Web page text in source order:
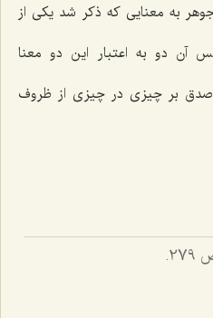
جوهر به معنایی که ذکر شد یکی از
آن دو به اعتبار این دو معنا
صدق بر چیزی در چیزی از ظروف